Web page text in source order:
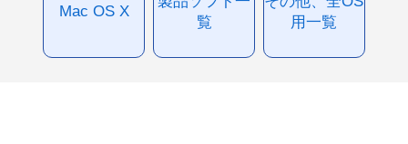
Mac OS X
覧
用一覧